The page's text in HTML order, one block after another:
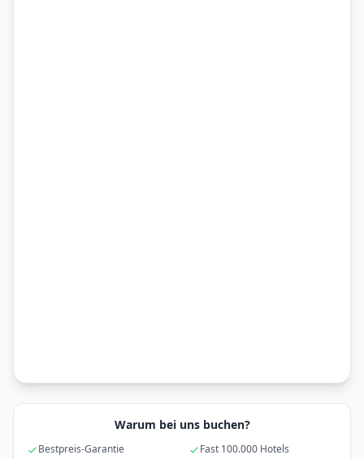
Warum bei uns buchen?
Bestpreis-Garantie
Fast 100.000 Hotels